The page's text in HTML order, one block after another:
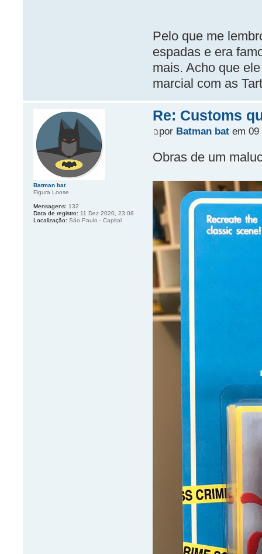
Pelo que me
espadas e era
mais. Acho que
marcial com as
Re: Customs
por Batman batem 09
Obras de um
Batman bat
Figura Loose
Mensagens: 132
Data de registro: 11 Dez 2020, 23:08
Localização: São Paulo - Capital